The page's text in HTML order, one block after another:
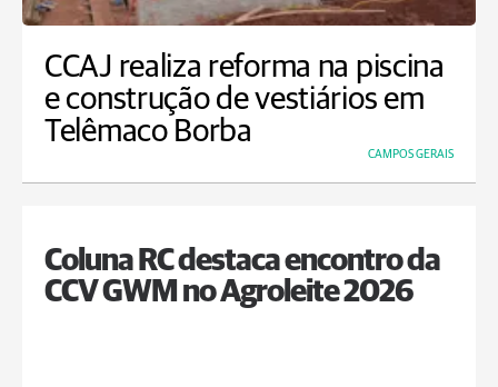
CCAJ realiza reforma na piscina
e construção de vestiários em
Telêmaco Borba
CAMPOS GERAIS
Coluna RC destaca encontro da
CCV GWM no Agroleite 2026